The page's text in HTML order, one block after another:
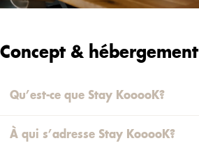
Concept & hébergement
Qu’est-ce que Stay KooooK?
À qui s’adresse Stay KooooK?